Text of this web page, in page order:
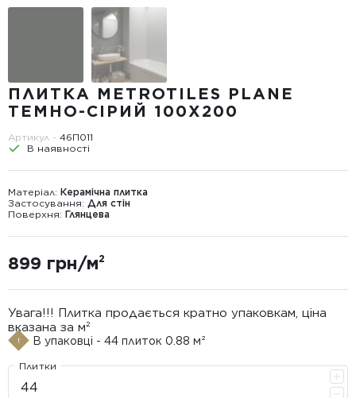
ПЛИТКА METROTILES PLANE
ТЕМНО-СІРИЙ 100X200
Артикул - 46П011
В наявності
Матеріал: Керамічна плитка
Застосування: Для стін
Поверхня: Глянцева
899 грн/м²
Увага!!! Плитка продається кратно упаковкам, ціна
вказана за м²
В упаковці - 44 плиток 0.88 м²
Плитки